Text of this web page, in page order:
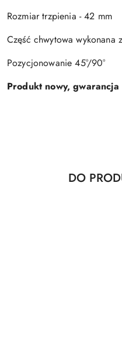
Rozmiar trzpienia - 42 mm
Część chwytowa wykonana
Pozycjonowanie 45°/90°
Produkt nowy,
Pomiń karuzelę
Produkty
DO